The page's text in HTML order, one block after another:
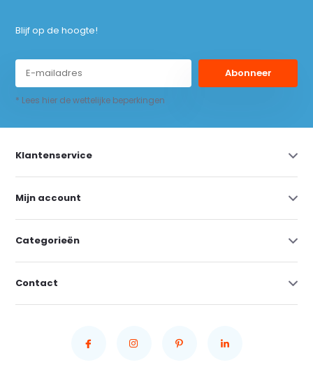
Blijf op de hoogte!
Abonneer
* Lees hier de wettelijke beperkingen
Klantenservice
Mijn account
Categorieën
Contact